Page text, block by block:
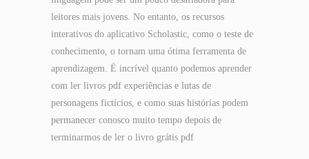
leitores mais jovens. No entanto, os recursos
interativos do aplicativo Scholastic, como o teste de
conhecimento, o tornam uma ótima ferramenta de
aprendizagem. É incrível quanto podemos aprender
com ler livros pdf experiências e lutas de
personagens fictícios, e como suas histórias podem
permanecer conosco muito tempo depois de
terminarmos de ler o livro grátis pdf